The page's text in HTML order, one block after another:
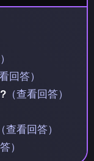
回答）
（查看回答）
查看回答）
）